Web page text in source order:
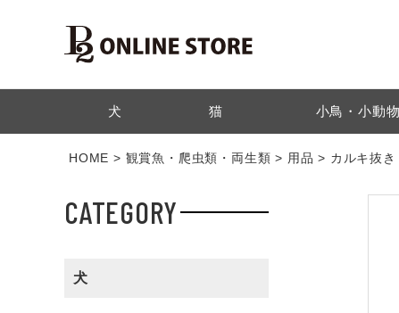
検索
犬 猫 小鳥・小動物
HOME 観賞魚・爬虫類・両生類 用品 カルキ抜き
CATEGORY
犬